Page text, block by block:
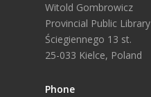
Witold Gombrowicz
Provincial Public Library
Ściegiennego 13 st.
25-033 Kielce, Poland
Phone